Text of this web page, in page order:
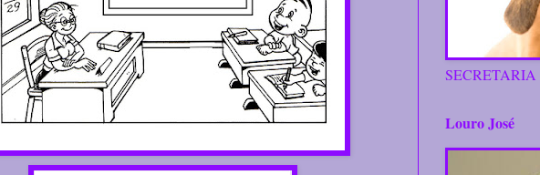
SECRETARIA
Louro José